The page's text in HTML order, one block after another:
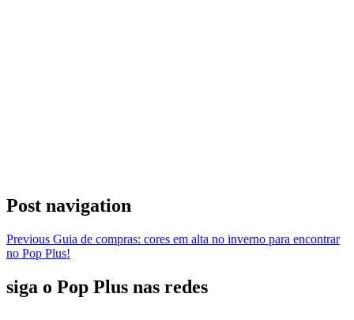
Post navigation
Previous Guia de compras: cores em alta no inverno para encontrar
no Pop Plus!
siga o Pop Plus nas redes